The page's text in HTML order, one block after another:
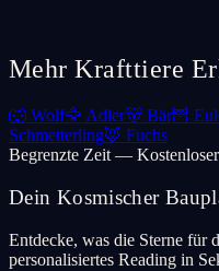
Mehr Krafttiere
🐺 Wolf🦅 Adler🐻 Bär🦉
Schmetterling🦊 Fuchs
Begrenzte Zeit —
Dein Kosmischer
Entdecke, was die Sterne für
personalisiertes Reading in